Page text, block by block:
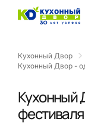
Кухонный Двор
Кухонный Двор -
Кухонный